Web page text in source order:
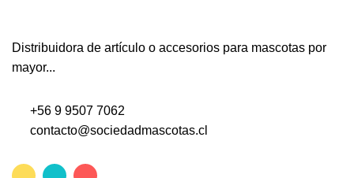
Distribuidora de artículo o accesorios para mascotas por
mayor...
+56 9 9507 7062
contacto@sociedadmascotas.cl